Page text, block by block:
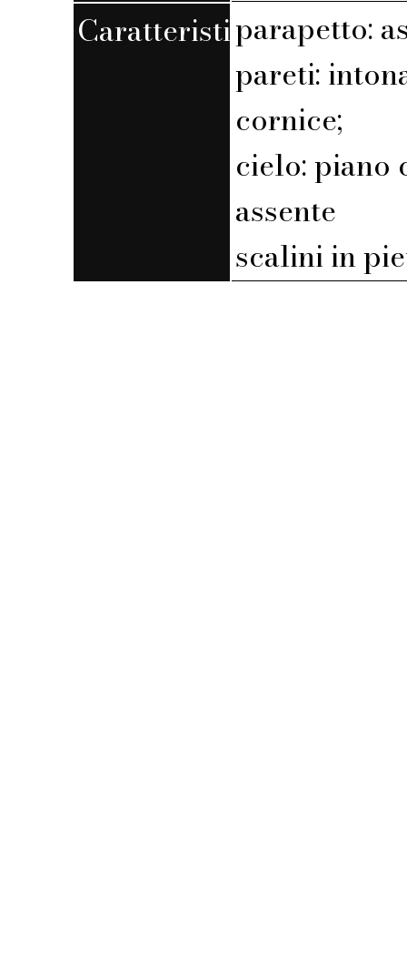
Caratteristicheparapetto:
pareti:
cornice;
cielo: piano
assente
scalini in